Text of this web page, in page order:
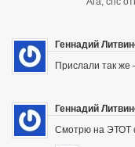
Геннадий
Прислали так же
Геннадий
Смотрю на ЭТОТ